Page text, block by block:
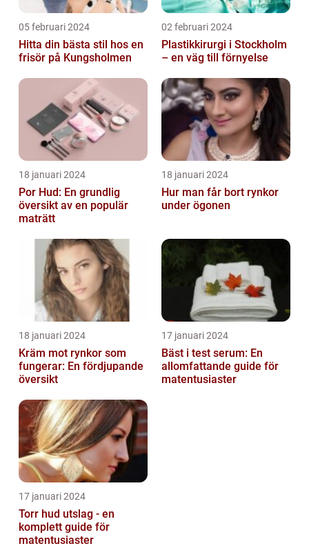
05 februari 2024
Hitta din bästa stil hos en
frisör på Kungsholmen
02 februari 2024
Plastikkirurgi i Stockholm
– en väg till förnyelse
18 januari 2024
Por Hud: En grundlig
översikt av en populär
maträtt
18 januari 2024
Hur man får bort rynkor
under ögonen
18 januari 2024
Kräm mot rynkor som
fungerar: En fördjupande
översikt
17 januari 2024
Bäst i test serum: En
allomfattande guide för
matentusiaster
17 januari 2024
Torr hud utslag - en
komplett guide för
matentusiaster